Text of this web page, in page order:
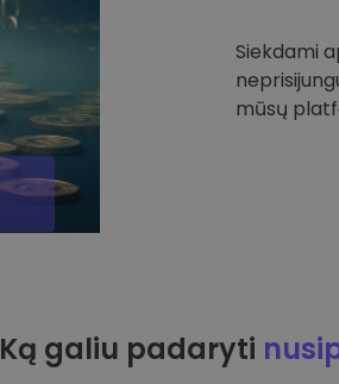
Siekdami
mūsų
Ką galiu padaryti